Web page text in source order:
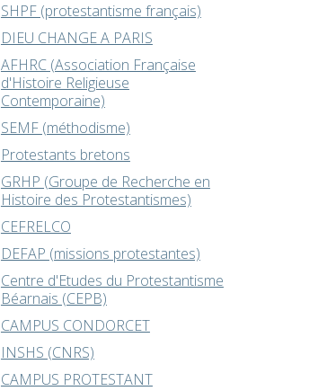
SHPF (protestantisme français)
DIEU CHANGE A PARIS
AFHRC (Association Française
d'Histoire Religieuse
Contemporaine)
SEMF (méthodisme)
Protestants bretons
GRHP (Groupe de Recherche en
Histoire des Protestantismes)
CEFRELCO
DEFAP (missions protestantes)
Centre d'Etudes du Protestantisme
Béarnais (CEPB)
CAMPUS CONDORCET
INSHS (CNRS)
CAMPUS PROTESTANT